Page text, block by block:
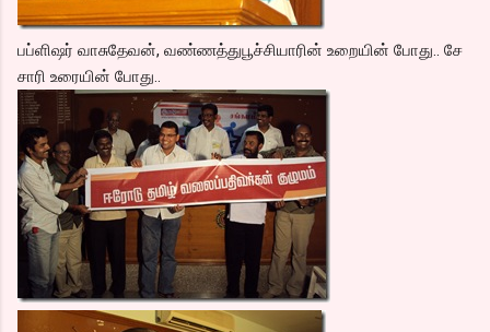
பப்ளிஷர் வாசுதேவன், வண்ணத்துபூச்சியாரின் உறையின் போது.. சே
சாரி உரையின் போது..